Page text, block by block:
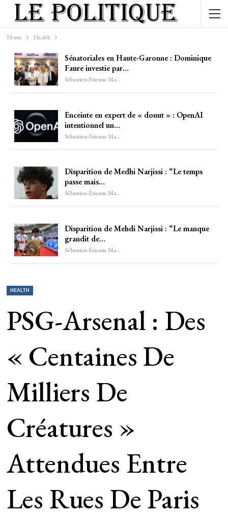
Home Health
Sénatoriales en Haute-Garonne : Dominique
Faure investie par…
Sébastien-Étienne Marechal
Enceinte en expert de « donut » : OpenAI
intentionnel un…
Sébastien-Étienne Marechal
Disparition de Medhi Narjissi : “Le temps
passe mais…
Sébastien-Étienne Marechal
Disparition de Mehdi Narjissi : “Le manque
grandit de…
Sébastien-Étienne Marechal
HEALTH
PSG-Arsenal : Des
« Centaines De
Milliers De
Créatures »
Attendues Entre
Les Rues De Paris